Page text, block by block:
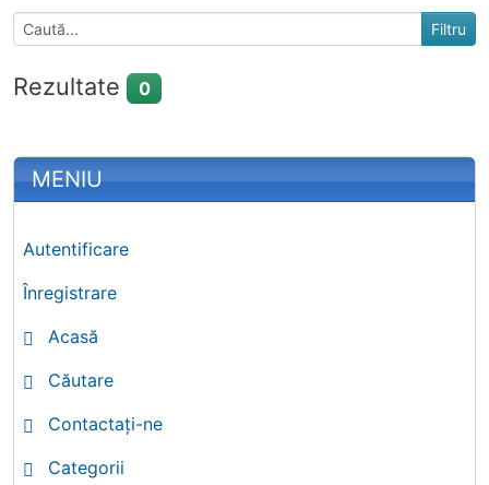
Rezultate 0
More content and functionality (left
MENIU
Autentificare
Înregistrare
Acasă
Căutare
Contactați-ne
Categorii